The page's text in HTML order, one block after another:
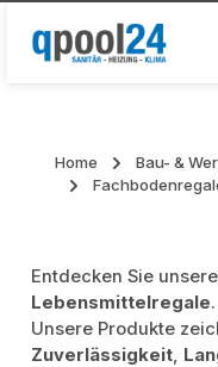
Zum Hauptinhalt
Home Bau- &
Entdecken Sie
Lebensmittelregale
Unsere Produkte
Zuverlässigkeit,